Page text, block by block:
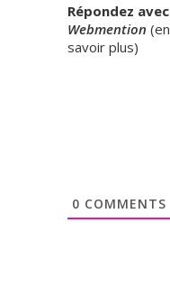
Répondez avec
Webmention (en
savoir plus)
0 COMMENTS